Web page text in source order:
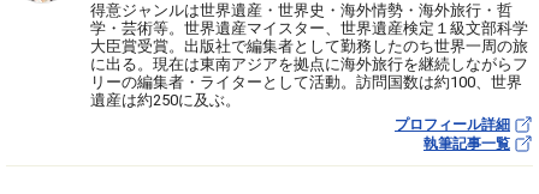
得意ジャンルは世界遺産・世界史・海外情勢・海外旅行・哲
学・芸術等。世界遺産マイスター、世界遺産検定１級文部科学
大臣賞受賞。出版社で編集者として勤務したのち世界一周の旅
に出る。現在は東南アジアを拠点に海外旅行を継続しながらフ
リーの編集者・ライターとして活動。訪問国数は約100、世界
遺産は約250に及ぶ。
プロフィール詳細
執筆記事一覧